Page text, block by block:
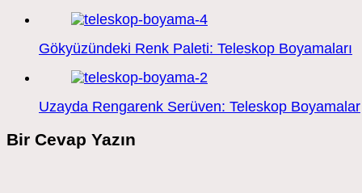
Gökyüzündeki Renk Paleti: Teleskop Boyamaları
Uzayda Rengarenk Serüven: Teleskop Boyamalar
Bir Cevap Yazın